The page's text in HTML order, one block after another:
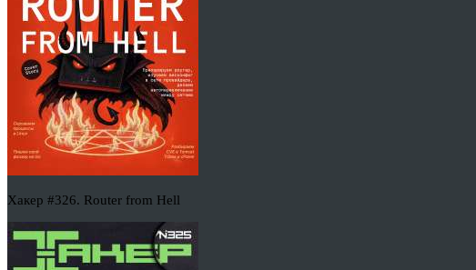
Хакер #326. Router from Hell